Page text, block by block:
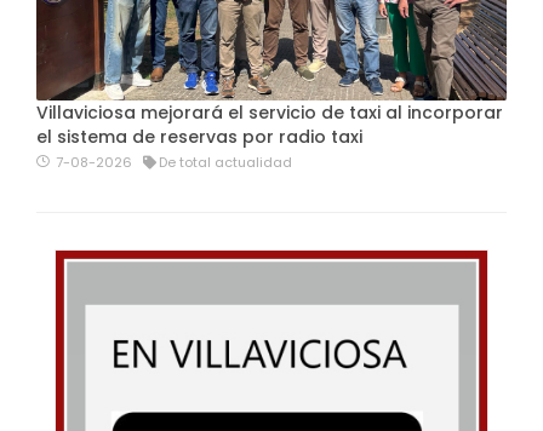
Villaviciosa mejorará el servicio de taxi al incorporar
el sistema de reservas por radio taxi
7-08-2026 De total actualidad